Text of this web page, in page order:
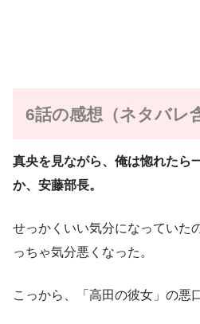
6話の感想（ネタバレ
真央を見ながら、俺は惚れたら
か、安藤部長。
せっかくいい気分になっていた
っちゃ気分悪くなった。
こっから、「高田の彼女」の悪